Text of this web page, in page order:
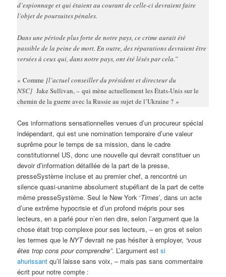
d’espionnage et qui étaient au courant de celle-ci devraient faire
l’objet de poursuites pénales.
Dans une période plus forte de notre pays, ce crime aurait été
passible de la peine de mort. En outre, des réparations devraient être
versées à ceux qui, dans notre pays, ont été lésés par cela.”
»Comme[l’actuel conseiller du président et directeur du
NSC] Jake Sullivan, – qui mène actuellement les États-Unis sur le
chemin de la guerre avec la Russie au sujet de l’Ukraine ? »
Ces informations sensationnelles venues d’un procureur spécial
indépendant, qui est une nomination temporaire d’une valeur
suprême pour le temps de sa mission, dans le cadre
constitutionnel US, donc une nouvelle qui devrait constituer un
devoir d’information détaillée de la part de la presse,
presseSystème incluse et au premier chef, a rencontré un
silence quasi-unanime absolument stupéfiant de la part de cette
même presseSystème. Seul le New York ‘Times’, dans un acte
d’une extrême hypocrisie et d’un profond mépris pour ses
lecteurs, en a parlé pour n’en rien dire, selon l’argument que la
chose était trop complexe pour ses lecteurs, – en gros et selon
les termes que leNYTdevrait ne pas hésiter à employer, “vous
êtes trop cons pour comprendre”. L’argument estsi
ahurissant qu’il laisse sans voix, – mais pas sans commentaire
écrit pour notre compte :